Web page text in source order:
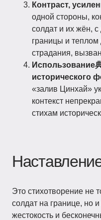
Контраст,
одной стороны,
солдат и их жён,
границы и теплом
страдания,
Использование
исторического
«залив Цинхай»
контекст
стихам
Это стихотворение не
солдат на границе, но
жестокость и